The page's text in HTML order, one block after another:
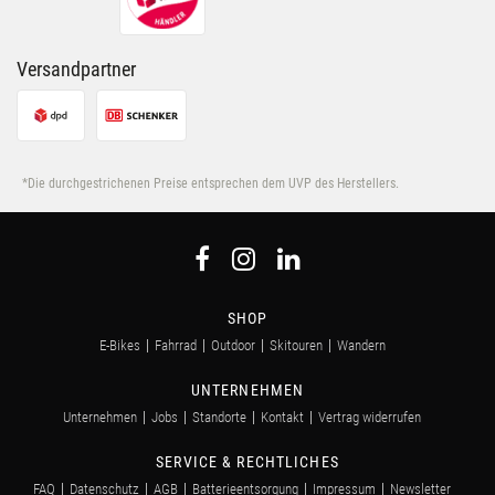
Versandpartner
*Die durchgestrichenen Preise entsprechen dem UVP des Herstellers.
SHOP
E-Bikes Fahrrad Outdoor Skitouren Wandern
UNTERNEHMEN
Unternehmen Jobs Standorte Kontakt Vertrag widerrufen
SERVICE & RECHTLICHES
FAQ Datenschutz AGB Batterieentsorgung Impressum Newsletter